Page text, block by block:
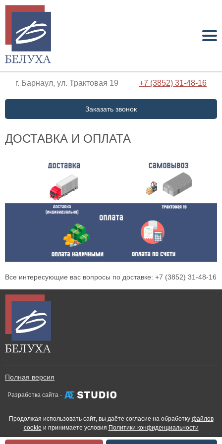
г. Барнаул, ул. Трактовая 19 +7 (3852) 31-48-16
Заказать звонок
ДОСТАВКА И ОПЛАТА
Все интересующие вас вопросы по доставке: +7 (3852) 31-48-16
Полная версия
Разработка сайта -
Продолжая использовать сайт, вы даёте согласие на обработку файлов
cookie и принимаете условия Политики конфиденциальности